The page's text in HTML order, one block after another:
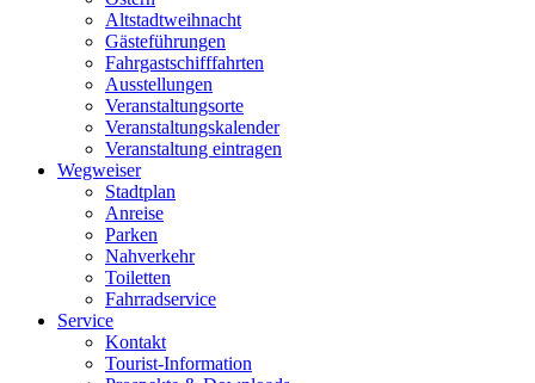
Altstadtweihnacht
Gästeführungen
Fahrgastschifffahrten
Ausstellungen
Veranstaltungsorte
Veranstaltungskalender
Veranstaltung eintragen
Wegweiser
Stadtplan
Anreise
Parken
Nahverkehr
Toiletten
Fahrradservice
Service
Kontakt
Tourist-Information